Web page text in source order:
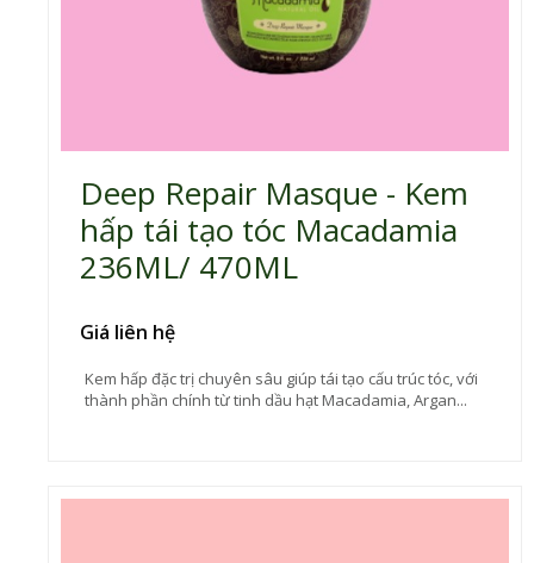
Deep Repair Masque - Kem
hấp tái tạo tóc Macadamia
236ML/ 470ML
Giá liên hệ
Kem hấp đặc trị chuyên sâu giúp tái tạo cấu trúc tóc, với
thành phần chính từ tinh dầu hạt Macadamia, Argan...